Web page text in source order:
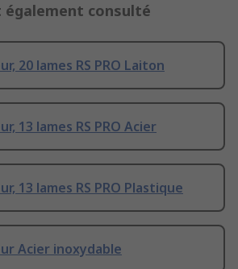
consulté
20 lames RS PRO Laiton
13 lames RS PRO Acier
13 lames RS PRO Plastique
Acier inoxydable